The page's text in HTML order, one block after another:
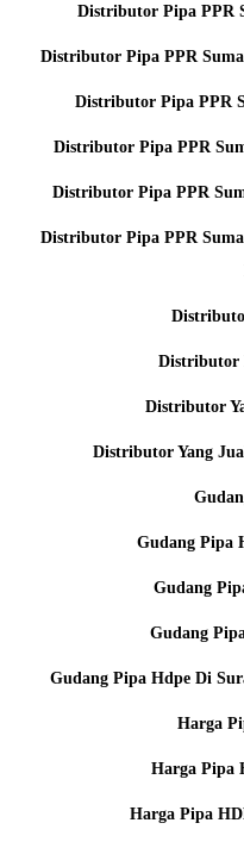
Distributor Pipa PPR
Distributor Pipa PPR
Distributor Pipa PPR
Distributor Pipa PPR
Distributor Pipa PPR
Distributor Pipa PPR
Distributor
Distributor
Distributor Yang
Gudang Pipa
Gudang
Gudang
Gudang Pipa Hdpe Di
Harga
Harga Pipa
Harga Pipa